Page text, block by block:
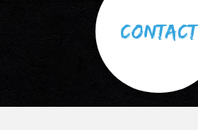
CONTACT